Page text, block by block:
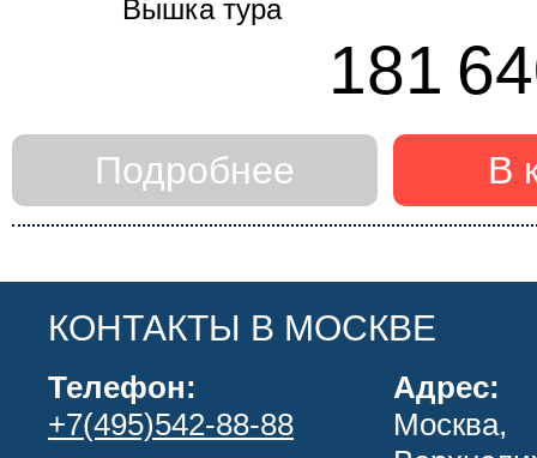
181
В
Подробнее
КОНТАКТЫ В МОСКВЕ
Телефон:
+7(495)542-88-88
Адрес:
Москва,